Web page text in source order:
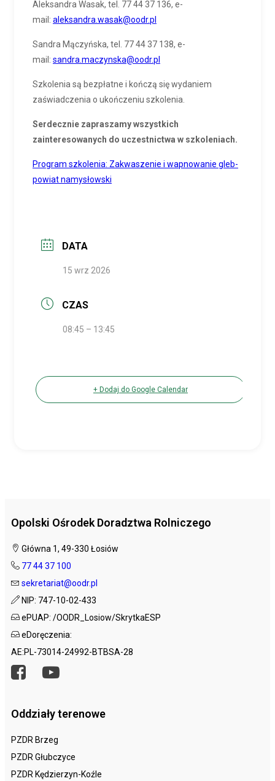
Aleksandra Wasak, tel. 77 44 37 136, e-
mail: aleksandra.wasak@oodr.pl
Sandra Mączyńska, tel. 77 44 37 138, e-
mail: sandra.maczynska@oodr.pl
Szkolenia są bezpłatne i kończą się wydaniem
zaświadczenia o ukończeniu szkolenia.
Serdecznie zapraszamy wszystkich
zainteresowanych do uczestnictwa w szkoleniach.
Program szkolenia: Zakwaszenie i wapnowanie gleb-
powiat namysłowski
DATA
15 wrz 2026
CZAS
08:45 – 13:45
+ Dodaj do Google Calendar
Opolski Ośrodek Doradztwa Rolniczego
Główna 1, 49-330 Łosiów
77 44 37 100
sekretariat@oodr.pl
NIP: 747-10-02-433
ePUAP: /OODR_Losiow/SkrytkaESP
eDoręczenia:
AE:PL-73014-24992-BTBSA-28
Oddziały terenowe
PZDR Brzeg
PZDR Głubczyce
PZDR Kędzierzyn-Koźle